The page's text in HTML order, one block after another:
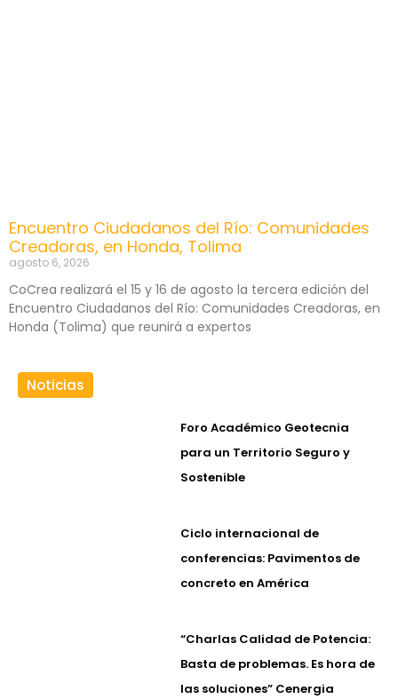
Encuentro Ciudadanos del Río: Comunidades
Creadoras, en Honda, Tolima
agosto 6, 2026
CoCrea realizará el 15 y 16 de agosto la tercera edición del
Encuentro Ciudadanos del Río: Comunidades Creadoras, en
Honda (Tolima) que reunirá a expertos
Noticias
Foro Académico Geotecnia
para un Territorio Seguro y
Sostenible
Ciclo internacional de
conferencias: Pavimentos de
concreto en América
“Charlas Calidad de Potencia:
Basta de problemas. Es hora de
las soluciones” Cenergia